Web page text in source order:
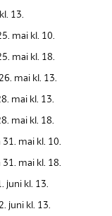
13.
mai kl. 10.
mai kl. 18.
mai kl. 13.
mai kl. 13.
mai kl. 18.
mai kl. 10.
mai kl. 18.
juni kl. 13.
juni kl. 13.